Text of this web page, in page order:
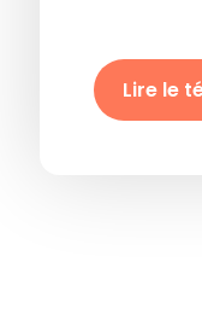
Lire le